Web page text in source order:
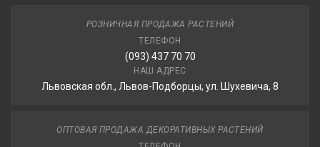
РОЗНИЧНАЯ ПРОДАЖА РАСТЕНИЙ
ТЕЛЕФОН
(093) 437 70 70
НАШ АДРЕС
Львовская обл., Львов-Подборцы, ул. Шухевича, 8
ОПТОВАЯ ПРОДАЖА ДЕКОРАТИВНЫХ РАСТЕНИЙ